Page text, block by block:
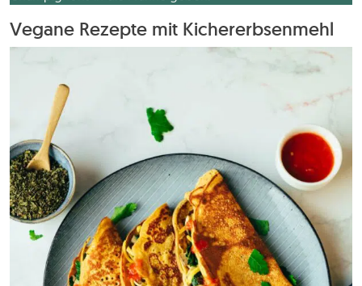
Vegane Rezepte mit Kichererbsenmehl